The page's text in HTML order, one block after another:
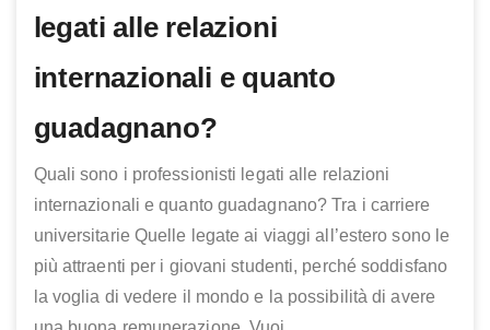
legati alle relazioni
internazionali e quanto
guadagnano?
Quali sono i professionisti legati alle relazioni
internazionali e quanto guadagnano? Tra i carriere
universitarie Quelle legate ai viaggi all’estero sono le
più attraenti per i giovani studenti, perché soddisfano
la voglia di vedere il mondo e la possibilità di avere